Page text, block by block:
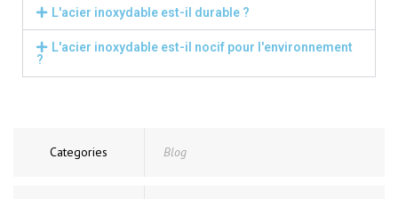
L'acier inoxydable est-il durable ?
L'acier inoxydable est-il nocif pour l'environnement
?
Categories Blog